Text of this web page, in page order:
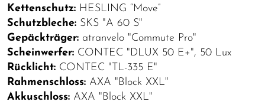
Kettenschutz: HESLING “Move”
Schutzbleche: SKS "A 60 S"
Gepäckträger: atranvelo "Commute Pro"
Scheinwerfer: CONTEC "DLUX 50 E+", 50 Lux
Rücklicht: CONTEC "TL-335 E"
Rahmenschloss: AXA "Block XXL"
Akkuschloss: AXA "Block XXL"